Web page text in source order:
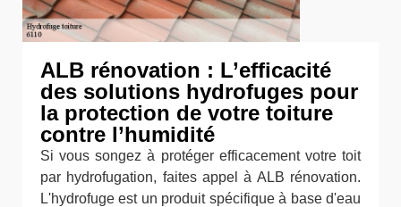
ALB rénovation : L’efficacité
des solutions hydrofuges pour
la protection de votre toiture
contre l’humidité
Si vous songez à protéger efficacement votre toit
par hydrofugation, faites appel à ALB rénovation.
L'hydrofuge est un produit spécifique à base d'eau